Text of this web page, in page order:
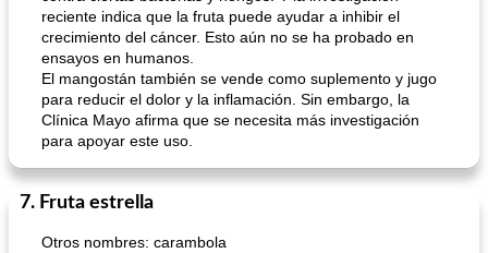
reciente indica que la fruta puede ayudar a inhibir el
crecimiento del cáncer. Esto aún no se ha probado en
ensayos en humanos.
El mangostán también se vende como suplemento y jugo
para reducir el dolor y la inflamación. Sin embargo, la
Clínica Mayo afirma que se necesita más investigación
para apoyar este uso.
7. Fruta estrella
Otros nombres: carambola